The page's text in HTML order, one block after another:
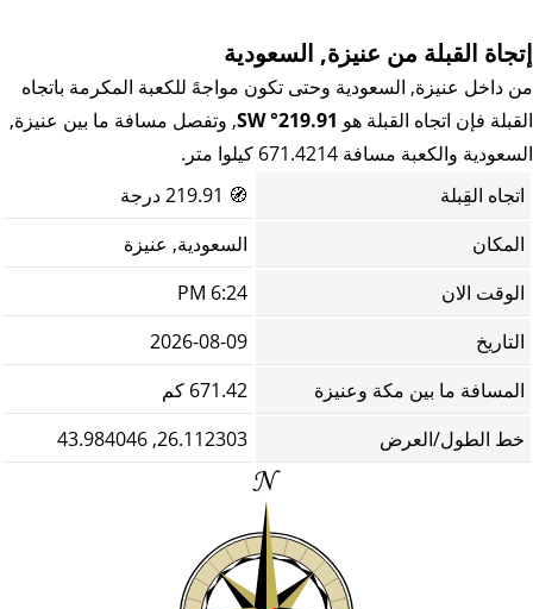
إتجاة القبلة من عنيزة, السعودية
من داخل عنيزة, السعودية وحتى تكون مواجهً للكعبة المكرمة باتجاه
القبلة فإن اتجاه القبلة هو 219.91° SW
, وتفصل مسافة ما بين عنيزة,
السعودية والكعبة مسافة 671.4214 كيلوا متر.
اتجاه القِبلة
🧭
المكان
السعودية, عنيزة
الوقت الان
6:24 PM
التاريخ
2026-08-09
المسافة ما بين مكة وعنيزة
671.42 كم
خط الطول/العرض
26.112303, 43.984046